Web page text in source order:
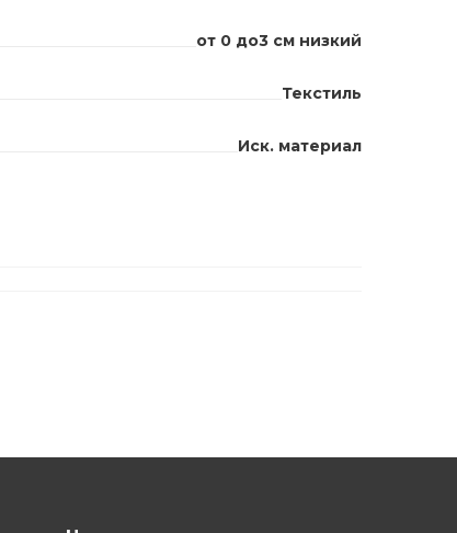
от 0 до3 см низкий
Текстиль
Иск. материал